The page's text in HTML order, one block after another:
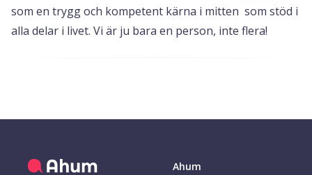
som en trygg och kompetent kärna i mitten som stöd i
alla delar i livet. Vi är ju bara en person, inte flera!
Ahum